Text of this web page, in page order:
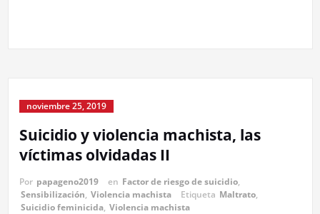
noviembre 25, 2019
Suicidio y violencia machista, las
víctimas olvidadas II
Por papageno2019 en Factor de riesgo de suicidio,
Sensibilización, Violencia machista Etiqueta Maltrato,
Suicidio feminicida, Violencia machista